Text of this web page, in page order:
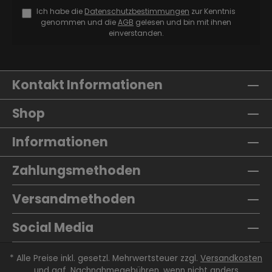
Ich habe die Datenschutzbestimmungen zur Kenntnis
genommen und dieAGB gelesen und bin mit ihnen
einverstanden.
Kontakt Informationen
Shop
Informationen
Zahlungsmethoden
Versandmethoden
Social Media
* Alle Preise inkl. gesetzl. Mehrwertsteuer zzgl. Versandkosten